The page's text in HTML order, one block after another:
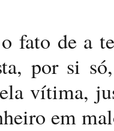
fato de a
por si
vítima,
em